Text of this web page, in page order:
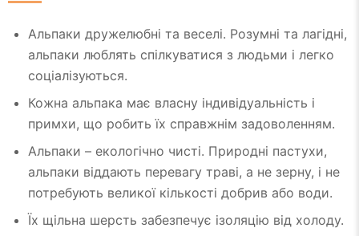
Альпаки дружелюбні та веселі. Розумні та лагідні,
альпаки люблять спілкуватися з людьми і легко
соціалізуються.
Кожна альпака має власну індивідуальність і
примхи, що робить їх справжнім задоволенням.
Альпаки – екологічно чисті. Природні пастухи,
альпаки віддають перевагу траві, а не зерну, і не
потребують великої кількості добрив або води.
Їх щільна шерсть забезпечує ізоляцію від холоду.